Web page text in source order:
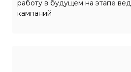
работу в будущем на этапе
кампаний